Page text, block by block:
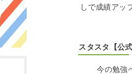
しで成績アッ
スタスタ【公
今の勉強